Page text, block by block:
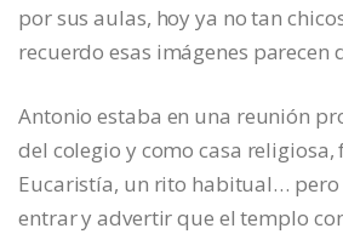
por sus aulas, hoy ya no tan
recuerdo esas imágenes parecen
Antonio estaba en una reunión
del colegio y como casa
Eucaristía, un rito habitual… pero
entrar y advertir que el templo